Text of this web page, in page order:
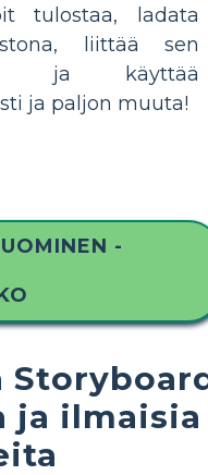
tulostaa, ladata
liittää sen
ja käyttää
ja paljon muuta!
-
ja ilmaisia